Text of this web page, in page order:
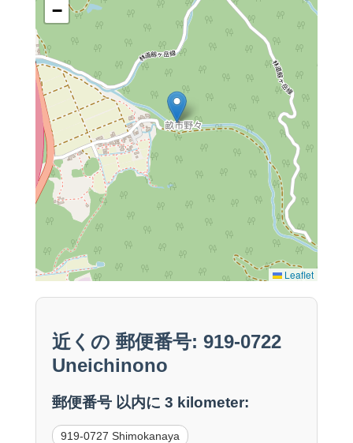
−
Leaflet
近くの 郵便番号: 919-0722
Uneichinono
郵便番号 以内に 3 kilometer:
919-0727 Shimokanaya